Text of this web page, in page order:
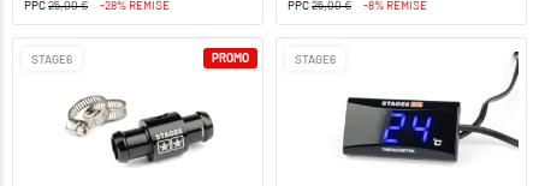
PPC25,00 € -28% REMISE PPC25,00 € -8% REMISE
STAGE6 PROMO STAGE6